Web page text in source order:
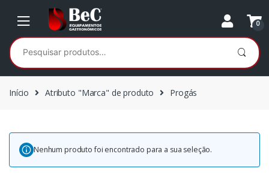
navegação
conteúdo
0
Pesquisar
por:
Início Atributo "Marca" de produto Progás
Nenhum produto foi encontrado para a sua seleção.